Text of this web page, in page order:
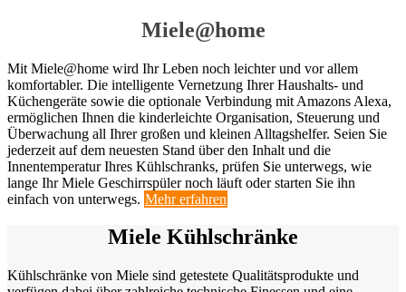
Miele@home
Mit Miele@home wird Ihr Leben noch leichter und vor allem
komfortabler. Die intelligente Vernetzung Ihrer Haushalts- und
Küchengeräte sowie die optionale Verbindung mit Amazons Alexa,
ermöglichen Ihnen die kinderleichte Organisation, Steuerung und
Überwachung all Ihrer großen und kleinen Alltagshelfer. Seien Sie
jederzeit auf dem neuesten Stand über den Inhalt und die
Innentemperatur Ihres Kühlschranks, prüfen Sie unterwegs, wie
lange Ihr Miele Geschirrspüler noch läuft oder starten Sie ihn
einfach von unterwegs. Mehr erfahren
Miele Kühlschränke
Kühlschränke von Miele sind getestete Qualitätsprodukte und